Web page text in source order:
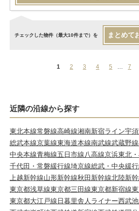
チェックした物件（最大10件まで）を まとめて
1 2 3 4 5 … 7
近隣の沿線から探す
東北本線常磐線高崎線湘南新宿ライン宇須
総武本線京葉線東海道本線南武線武蔵野線
中央本線青梅線五日市線八高線京浜東北
千代田・常磐緩行線埼京線総武・中央緩
上越新幹線山形新幹線秋田新幹線北陸新
東京都浅草線東京都三田線東京都新宿線
東京都大江戸線日暮里舎人ライナー西武